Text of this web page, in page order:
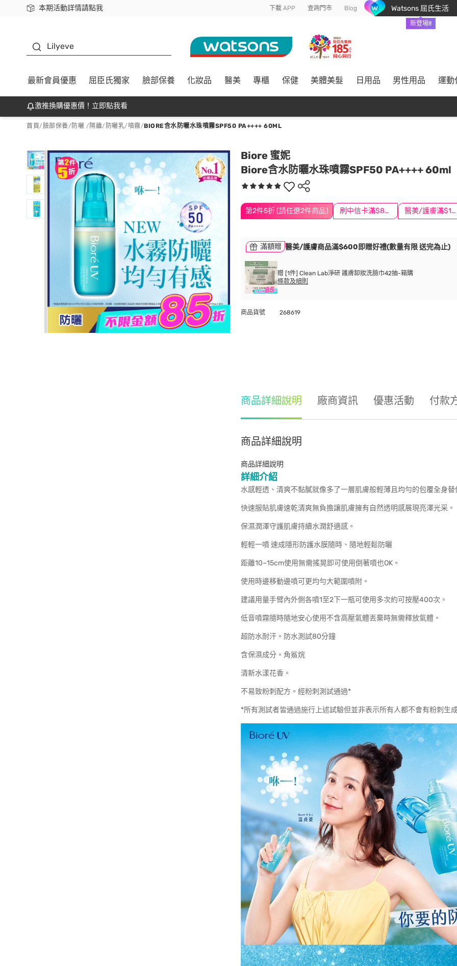
本期活動詳情請點我
下載app最高回饋$350 下載 APP 查詢門市 Blog Watsons 屈氏生活
新登場!!
Lilyeve
最新會員優惠 屈臣氏獨家 臉部保養 化妝品 醫美 專櫃 保健 美體美髮 日用品 男性用品 運動
激推換購優惠價！立即點我看
首頁/臉部保養/ 防曬 /隔離/ 防曬乳/噴霧/BIORE含水防曬水珠噴霧SPF50 PA++++ 60ML
Biore 蜜妮
Biore含水防曬水珠噴霧SPF50 PA++++ 60ml
第2件5折 (請任選2件商品) 刷中信卡滿$888送3萬點 醫美/護膚滿$1200送$200
滿額贈 醫美/護膚商品滿$600即贈好禮(數量有限 送完為止)
贈 [1件] Clean Lab淨研 護膚卸妝洗臉巾42抽-箱購
條款及細則
商品貨號 268619
商品詳細說明 廠商資訊 優惠活動 付款
商品詳細說明
商品詳細說明
詳細介紹
水感輕透、清爽不黏膩就像多了一層肌膚般輕薄且均勻的包覆全身替
快速服貼肌膚速乾清爽無負擔讓肌膚擁有自然透明感展現亮澤光采。
保濕潤澤守護肌膚持續水潤舒適感。
輕輕一噴 速成隱形防護水膜隨時、隨地輕鬆防曬
距離10~15cm使用無需搖晃即可使用倒著噴也OK。
使用時邊移動邊噴可更均勻大範圍噴附。
建議用量手臂內外側各噴1至2下一瓶可使用多次約可按壓400次。
低音噴霧隨時隨地安心使用不含高壓氣體丟棄時無需釋放氣體。
超防水耐汗。防水測試80分鐘
含保濕成分。角鯊烷
清新水漾花香。
不易致粉刺配方。經粉刺測試通過*
*所有測試者皆通過施行上述試驗但並非表示所有人都不會有粉刺生